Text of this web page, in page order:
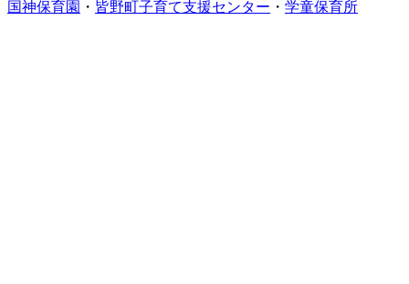
国神保育園 ・ 皆野町子育て支援センター ・ 学童保育所